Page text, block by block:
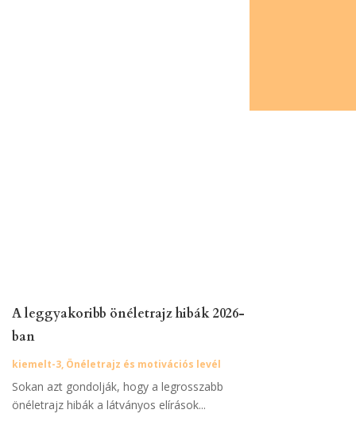
A leggyakoribb önéletrajz hibák 2026-
ban
kiemelt-3, Önéletrajz és motivációs levél
Sokan azt gondolják, hogy a legrosszabb
önéletrajz hibák a látványos elírások...